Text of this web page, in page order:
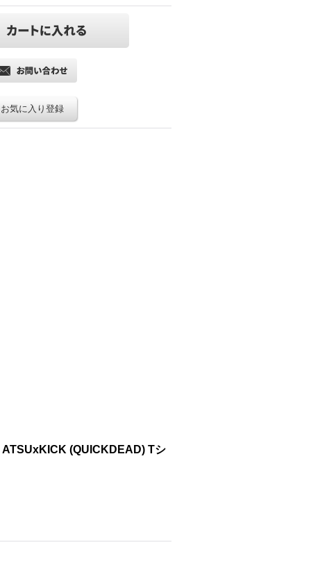
お気に入り登録
(QUICKDEAD) Tシ